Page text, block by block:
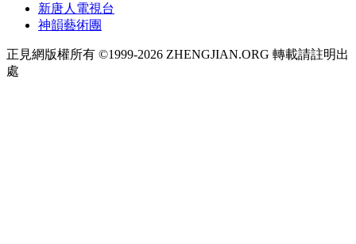
新唐人電視台
神韻藝術團
正見網版權所有 ©1999-2026 ZHENGJIAN.ORG 轉載請註明出
處